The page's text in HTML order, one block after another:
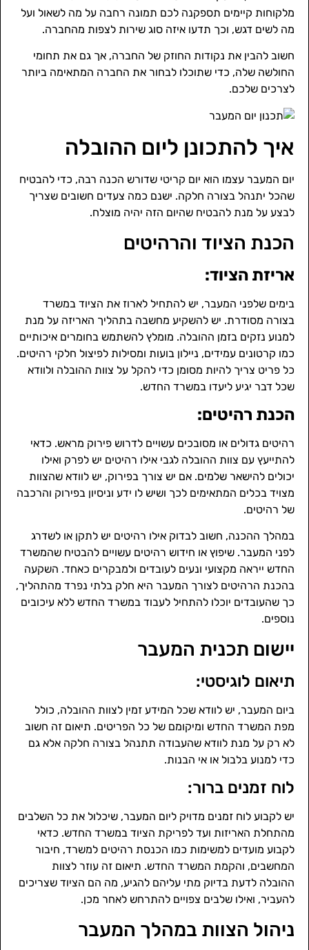
מלקוחות קיימים תספקנה לכם תמונה רחבה על מה לשאול ועל
מה לשים דגש, וכך תדעו איזה סוג שירות לצפות מהחברה.
חשוב להבין את נקודות החוזק של החברה, אך גם את תחומי
החולשה שלה, כדי שתוכלו לבחור את החברה המתאימה ביותר
לצרכים שלכם.
איך להתכונן ליום ההובלה
יום המעבר עצמו הוא יום קריטי שדורש הכנה רבה, כדי להבטיח
שהכל יתנהל בצורה חלקה. ישנם כמה צעדים חשובים שצריך
לבצע על מנת להבטיח שהיום הזה יהיה מוצלח.
הכנת הציוד והרהיטים
אריזת הציוד:
בימים שלפני המעבר, יש להתחיל לארוז את הציוד במשרד
בצורה מסודרת. יש להשקיע מחשבה בתהליך האריזה על מנת
למנוע נזקים בזמן ההובלה. מומלץ להשתמש בחומרים איכותיים
כמו קרטונים עמידים, ניילון בועות ומסילות לפיצול חלקי רהיטים.
כל פריט צריך להיות מסומן כדי להקל על צוות ההובלה ולוודא
שכל דבר יגיע ליעדו במשרד החדש.
הכנת רהיטים:
רהיטים גדולים או מסובכים עשויים לדרוש פירוק מראש. כדאי
להתייעץ עם צוות ההובלה לגבי אילו רהיטים יש לפרק ואילו
יכולים להישאר שלמים. אם יש צורך בפירוק, יש לוודא שהצוות
מצויד בכלים המתאימים לכך ושיש לו ידע וניסיון בפירוק והרכבה
של רהיטים.
במהלך ההכנה, חשוב לבדוק אילו רהיטים יש לתקן או לשדרג
לפני המעבר. שיפוץ או חידוש רהיטים עשויים להבטיח שהמשרד
החדש ייראה מקצועי ונעים לעובדים ולמבקרים כאחד. השקעה
בהכנת הרהיטים לצורך המעבר היא חלק בלתי נפרד מהתהליך,
כך שהעובדים יוכלו להתחיל לעבוד במשרד החדש ללא עיכובים
נוספים.
יישום תכנית המעבר
תיאום לוגיסטי:
ביום המעבר, יש לוודא שכל המידע זמין לצוות ההובלה, כולל
מפת המשרד החדש ומיקומם של כל הפריטים. תיאום זה חשוב
לא רק על מנת לוודא שהעבודה תתנהל בצורה חלקה אלא גם
כדי למנוע בלבול או אי הבנות.
לוח זמנים ברור:
יש לקבוע לוח זמנים מדויק ליום המעבר, שיכלול את כל השלבים
מהתחלת האריזות ועד לפריקת הציוד במשרד החדש. כדאי
לקבוע מועדים למשימות כמו הכנסת רהיטים למשרד, חיבור
המחשבים, והקמת המשרד החדש. תיאום זה עוזר לצוות
ההובלה לדעת בדיוק מתי עליהם להגיע, מה הם הציוד שצריכים
להעביר, ואילו שלבים צפויים להתרחש לאחר מכן.
ניהול הצוות במהלך המעבר